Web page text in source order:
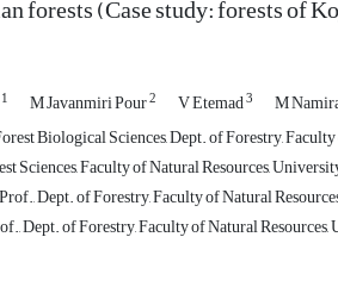
forests (Case study: forests of
1 M Javanmiri Pour2 V Etemad3 M
Biological Sciences, Dept. of Forestry,
Sciences, Faculty of Natural Resources,
Dept. of Forestry, Faculty of Natural
Dept. of Forestry, Faculty of Natural